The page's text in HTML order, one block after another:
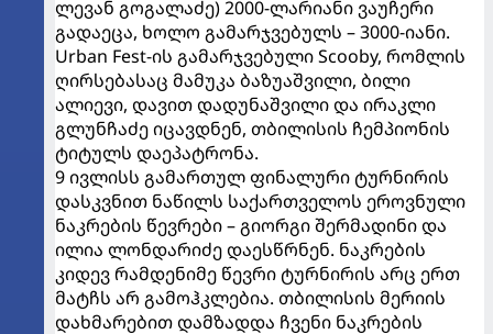
ლევან გოგალაძე) 2000-ლარიანი ვაუჩერი
გადაეცა, ხოლო გამარჯვებულს – 3000-იანი.
Urban Fest-ის გამარჯვებული Scooby, რომლის
ღირსებასაც მამუკა ბაზუაშვილი, ბილი
ალიევი, დავით დადუნაშვილი და ირაკლი
გლუნჩაძე იცავდნენ, თბილისის ჩემპიონის
ტიტულს დაეპატრონა.
9 ივლისს გამართულ ფინალური ტურნირის
დასკვნით ნაწილს საქართველოს ეროვნული
ნაკრების წევრები – გიორგი შერმადინი და
ილია ლონდარიძე დაესწრნენ. ნაკრების
კიდევ რამდენიმე წევრი ტურნირის არც ერთ
მატჩს არ გამოჰკლებია. თბილისის მერიის
დახმარებით დამზადდა ჩვენი ნაკრების